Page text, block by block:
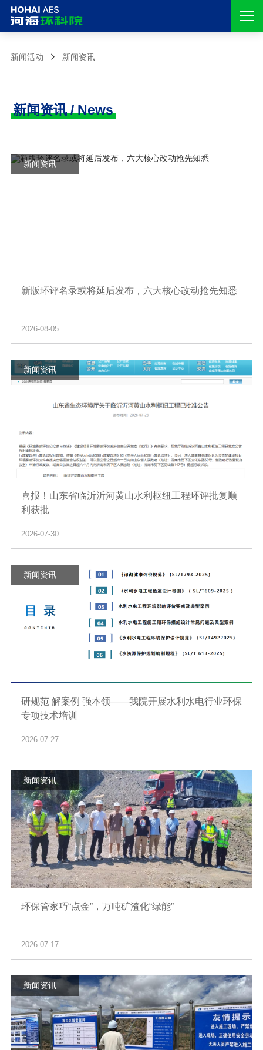
新闻活动 新闻资讯
新闻资讯 / News
新闻资讯
新版环评名录或将延后发布，六大核心改动抢先知悉
2026-08-05
新闻资讯
喜报！山东省临沂沂河黄山水利枢纽工程环评批复顺
利获批
2026-07-30
新闻资讯
研规范 解案例 强本领——我院开展水利水电行业环保
专项技术培训
2026-07-27
新闻资讯
环保管家巧“点金”，万吨矿渣化“绿能”
2026-07-17
新闻资讯